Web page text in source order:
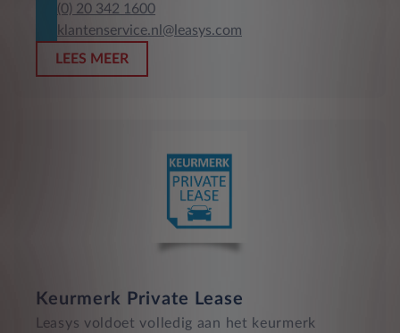
(0) 20 342 1600
klantenservice.nl@leasys.com
LEES MEER
Keurmerk Private Lease
Leasys voldoet volledig aan het keurmerk